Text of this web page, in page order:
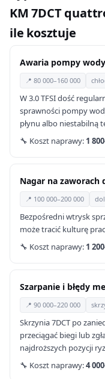
KM 7DCT
ile kosztuje
Awaria pompy
📍 80 000–160 000
W 3.0 TFSI dość
sprawności pompy
płynu albo niestabilną
🔧 Koszt naprawy: 1
Nagar na zaworach
📍 100 000–200 000
Bezpośredni wtrysk
może tracić kulturę
🔧 Koszt naprawy: 1
Szarpanie i błędy
📍 90 000–220 000
Skrzynia 7DCT po
przeciągać biegi lub
najdroższych pozycji
🔧 Koszt naprawy:4